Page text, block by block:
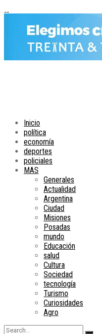
Inicio
política
economía
deportes
policiales
MAS
Generales
Actualidad
Argentina
Ciudad
Misiones
Posadas
mundo
Educación
salud
Cultura
Sociedad
tecnología
Turismo
Curiosidades
Agro